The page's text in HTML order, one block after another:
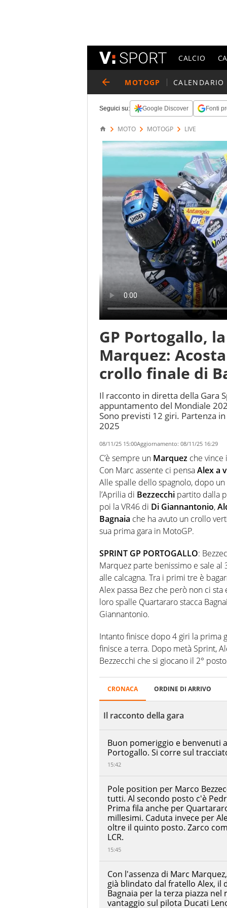
CALCIO
MOTOGP CALENDARIO
Seguici su: Google Discover Fonti
MOTO MOTOGP LIVE
GP Portogallo,
Marquez:
crollo finale di
Il racconto in diretta della Gara
appuntamento del Mondiale
Sono previsti 12 giri. Partenza
2025
08/11/25 15:00Aggiornamento: 08/11/25 16:29
C’è sempre un Marquez che vince
Con Marc assente ci pensaAlex a
Alle spalle dello spagnolo, dopo
l’Aprilia di Bezzecchi partito dalla
poi la VR46 di Di Giannantonio,
Bagnaia che ha avuto un crollo
sua prima gara in MotoGP.
SPRINT GP PORTOGALLO:
Marquez parte benissimo e sale al
alle calcagna. Tra i primi tre è
Alex passa Bez che però non ci
loro spalle Quartararo stacca
Giannantonio.
Intanto finisce dopo 4 giri la prima
finisce a terra. Dopo metà Sprint,
Bezzecchi che si giocano il 2°
CRONACA ORDINE DI ARRIVO
Il racconto della gara
Con l'assenza di Marc
già blindato dal fratello Alex, il
Bagnaia per la terza piazza
vantaggio sul pilota Ducati
Pole position per Marco
tutti. Al secondo posto c'è
Prima fila anche per
millesimi. Caduta invece per
oltre il quinto posto. Zarco
LCR.
15:45
Buon pomeriggio e benvenuti
Portogallo. Si corre sul
15:42
Ordine
di
arrivo
Alex
Marquez
BK8
MotoGP
00:19:50.075
Pedro
Acosta
Red
Bull
KTM
Factory
Racing
+00:00:00.120
Aprilia
Racing
Fabio
Quartararo
Monster
Energy
+00:00:05.276
SPRINT
RACE
Portogallo
Internacional
do
Algarve
08/11/2025